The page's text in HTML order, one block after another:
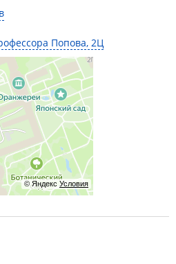
Попова, 2Ц
© Яндекс Условия